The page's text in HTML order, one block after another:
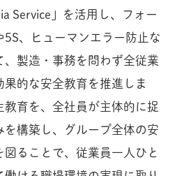
Service」を活用し、フォー
5S、ヒューマンエラー防止な
、製造・事務を問わず全従業
果的な安全教育を推進しま
教育を、全社員が主体的に捉
を構築し、グループ全体の安
ることで、従業員一人ひと